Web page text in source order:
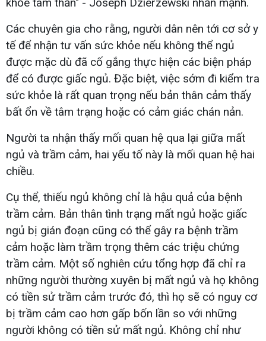
Các chuyên gia cho rằng, người dân nên tới cơ sở y
tế để nhận tư vấn sức khỏe nếu không thể ngủ
được mặc dù đã cố gắng thực hiện các biện pháp
để có được giấc ngủ. Đặc biệt, việc sớm đi kiểm tra
sức khỏe là rất quan trọng nếu bản thân cảm thấy
bất ổn về tâm trạng hoặc có cảm giác chán nản.
Người ta nhận thấy mối quan hệ qua lại giữa mất
ngủ và trầm cảm, hai yếu tố này là mối quan hệ hai
chiều.
Cụ thể, thiếu ngủ không chỉ là hậu quả của bệnh
trầm cảm. Bản thân tình trạng mất ngủ hoặc giấc
ngủ bị gián đoạn cũng có thể gây ra bệnh trầm
cảm hoặc làm trầm trọng thêm các triệu chứng
trầm cảm. Một số nghiên cứu tổng hợp đã chỉ ra
những người thường xuyên bị mất ngủ và họ không
có tiền sử trầm cảm trước đó, thì họ sẽ có nguy cơ
bị trầm cảm cao hơn gấp bốn lần so với những
người không có tiền sử mất ngủ. Không chỉ như